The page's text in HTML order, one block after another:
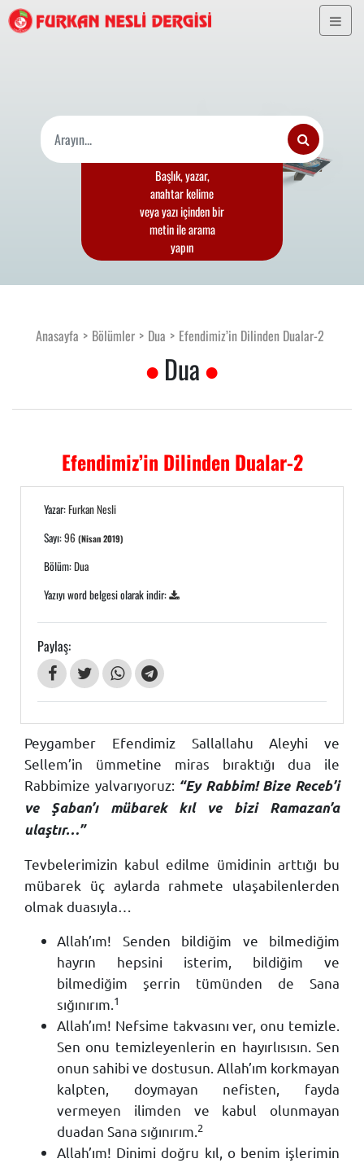
Başlık, yazar,
anahtar kelime
veya yazı içinden bir
metin ile arama
yapın
Anasayfa Bölümler Dua Efendimiz’in Dilinden Dualar-2
Dua
Efendimiz’in Dilinden Dualar-2
Yazar:Furkan Nesli
Sayı:96 (Nisan 2019)
Bölüm:Dua
Yazıyı word belgesi olarak indir:
Paylaş:
Peygamber Efendimiz Sallallahu Aleyhi ve
Sellem’in ümmetine miras bıraktığı dua ile
Rabbimize yalvarıyoruz: “Ey Rabbim! Bize Receb’i
ve Şaban’ı mübarek kıl ve bizi Ramazan’a
ulaştır…”
Tevbelerimizin kabul edilme ümidinin arttığı bu
mübarek üç aylarda rahmete ulaşabilenlerden
olmak duasıyla…
Allah’ım! Senden bildiğim ve bilmediğim
hayrın hepsini isterim, bildiğim ve
bilmediğim şerrin tümünden de Sana
sığınırım. 1
Allah’ım! Nefsime takvasını ver, onu temizle.
Sen onu temizleyenlerin en hayırlısısın. Sen
onun sahibi ve dostusun. Allah’ım korkmayan
kalpten, doymayan nefisten, fayda
vermeyen ilimden ve kabul olunmayan
duadan Sana sığınırım. 2
Allah’ım! Dinimi doğru kıl, o benim işlerimin